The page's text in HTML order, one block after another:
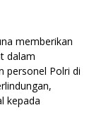
memberikan
dalam
personel Polri di
kepada